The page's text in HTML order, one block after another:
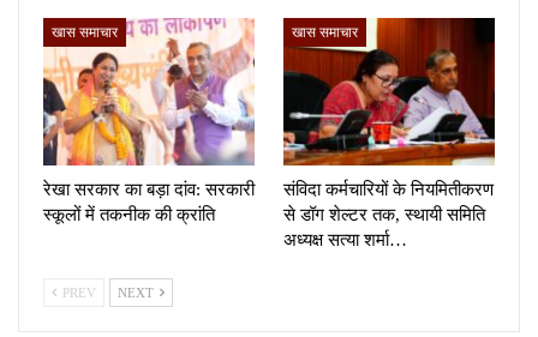
खास समाचार
रेखा सरकार का बड़ा दांव: सरकारी
स्कूलों में तकनीक की क्रांति
खास समाचार
संविदा कर्मचारियों के नियमितीकरण
से डॉग शेल्टर तक, स्थायी समिति
अध्यक्ष सत्या शर्मा…
PREV NEXT